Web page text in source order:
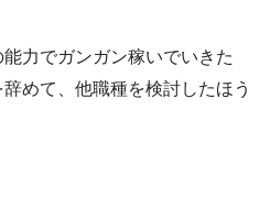
力でガンガン稼いでいきた
めて、他職種を検討したほう